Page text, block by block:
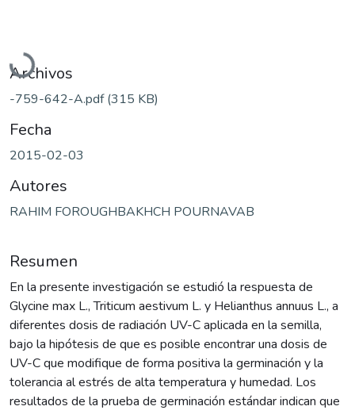
Cargando...
Archivos
-759-642-A.pdf(315 KB)
Fecha
2015-02-03
Autores
RAHIM FOROUGHBAKHCH POURNAVAB
Resumen
En la presente investigación se estudió la respuesta de
Glycine max L., Triticum aestivum L. y Helianthus annuus L., a
diferentes dosis de radiación UV-C aplicada en la semilla,
bajo la hipótesis de que es posible encontrar una dosis de
UV-C que modifique de forma positiva la germinación y la
tolerancia al estrés de alta temperatura y humedad. Los
resultados de la prueba de germinación estándar indican que